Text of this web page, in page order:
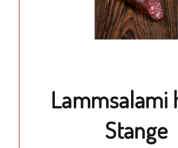
Lammsalami
Stange